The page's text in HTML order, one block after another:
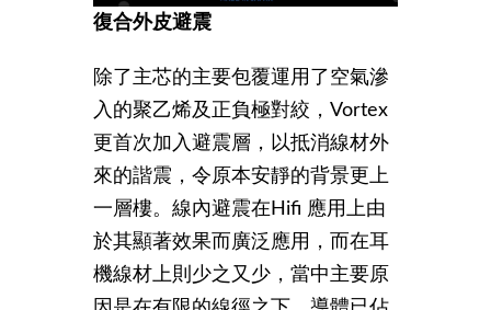
復合外皮避震
除了主芯的主要包覆運用了空氣滲
入的聚乙烯及正負極對絞，Vortex
更首次加入避震層，以抵消線材外
來的諧震，令原本安靜的背景更上
一層樓。線內避震在Hifi 應用上由
於其顯著效果而廣泛應用，而在耳
機線材上則少之又少，當中主要原